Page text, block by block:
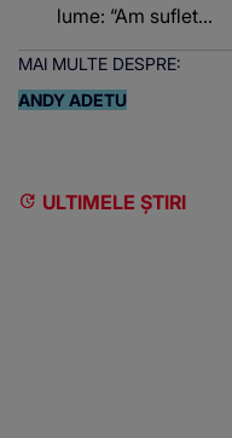
lume: “Am suflet...
MAI MULTE DESPRE:
ANDY ADETU
ULTIMELE ȘTIRI